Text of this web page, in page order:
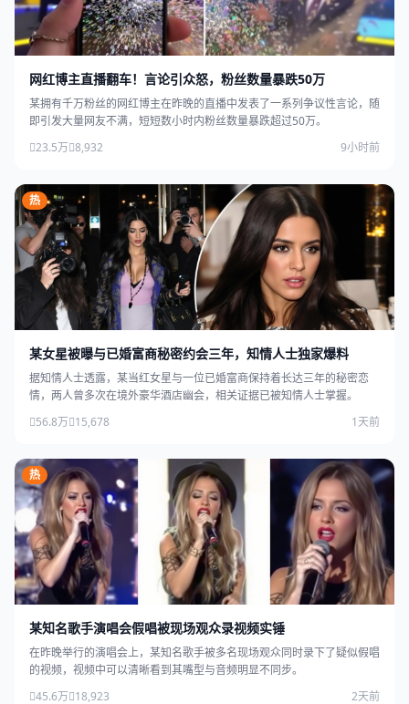
网红博主直播翻车！言论引众怒，粉丝数量暴跌50万
某拥有千万粉丝的网红博主在昨晚的直播中发表了一系列争议性言论，随
即引发大量网友不满，短短数小时内粉丝数量暴跌超过50万。
23.5万 8,932 9小时前
热
某女星被曝与已婚富商秘密约会三年，知情人士独家爆料
据知情人士透露，某当红女星与一位已婚富商保持着长达三年的秘密恋
情，两人曾多次在境外豪华酒店幽会，相关证据已被知情人士掌握。
56.8万 15,678 1天前
热
某知名歌手演唱会假唱被现场观众录视频实锤
在昨晚举行的演唱会上，某知名歌手被多名现场观众同时录下了疑似假唱
的视频，视频中可以清晰看到其嘴型与音频明显不同步。
45.6万 18,923 2天前